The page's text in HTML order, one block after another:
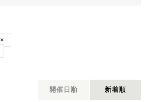
×
開催日順 新着順